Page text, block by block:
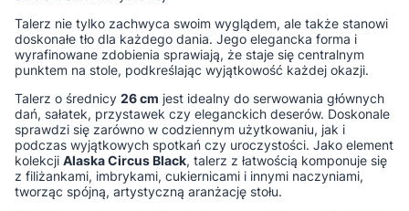
Talerz nie tylko zachwyca swoim wyglądem, ale także stanowi
doskonałe tło dla każdego dania. Jego elegancka forma i
wyrafinowane zdobienia sprawiają, że staje się centralnym
punktem na stole, podkreślając wyjątkowość każdej okazji.
Talerz o średnicy 26 cm jest idealny do serwowania głównych
dań, sałatek, przystawek czy eleganckich deserów. Doskonale
sprawdzi się zarówno w codziennym użytkowaniu, jak i
podczas wyjątkowych spotkań czy uroczystości. Jako element
kolekcji Alaska Circus Black, talerz z łatwością komponuje się
z filiżankami, imbrykami, cukiernicami i innymi naczyniami,
tworząc spójną, artystyczną aranżację stołu.